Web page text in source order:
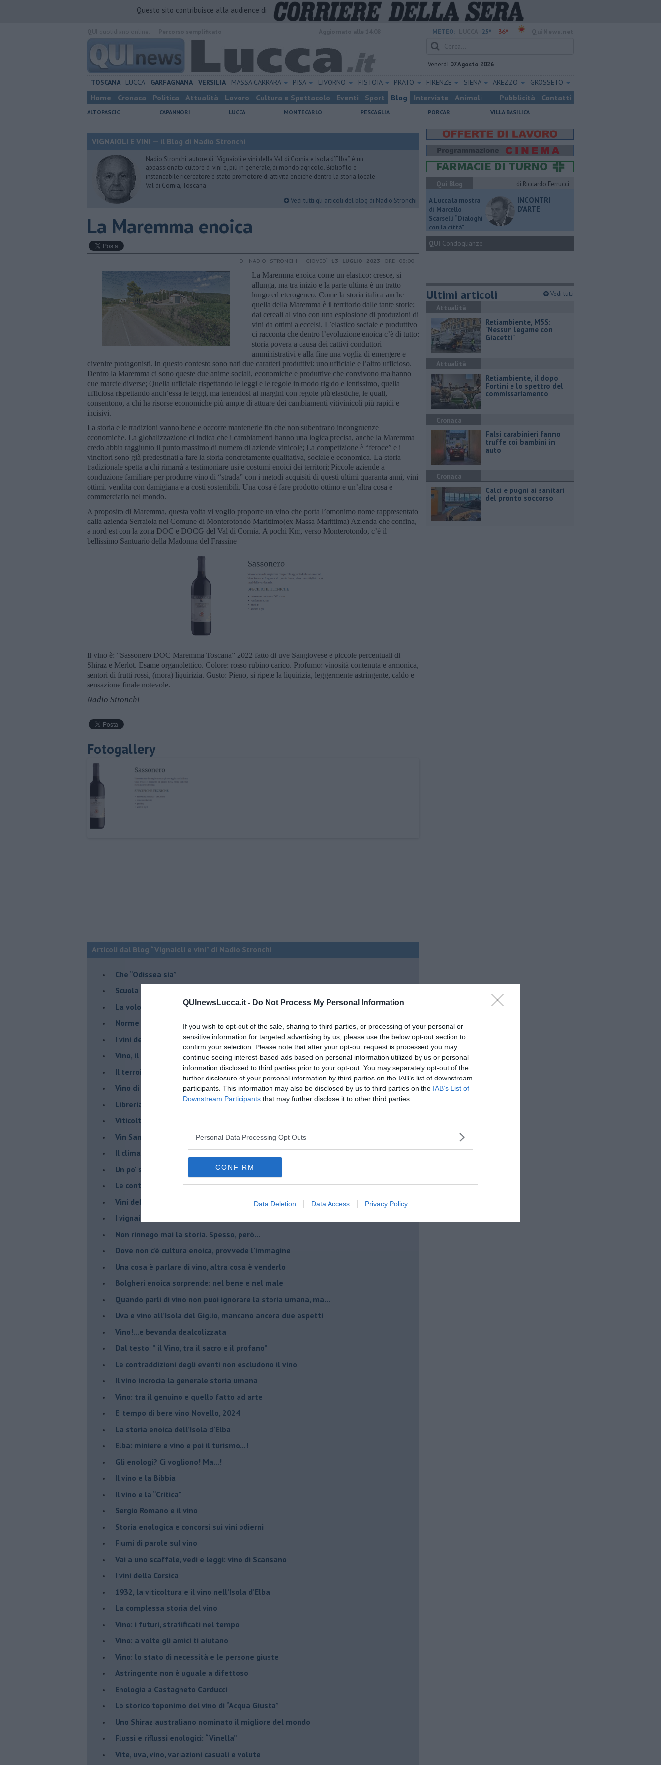
QUInewsLucca.it - Do Not Process My Personal Information
If you wish to opt-out of the sale, sharing to third parties, or processing of your personal or
sensitive information for targeted advertising by us, please use the below opt-out section to
confirm your selection. Please note that after your opt-out request is processed you may
continue seeing interest-based ads based on personal information utilized by us or personal
information disclosed to third parties prior to your opt-out. You may separately opt-out of the
further disclosure of your personal information by third parties on the IAB’s list of downstream
participants. This information may also be disclosed by us to third parties on the IAB’s List of
Downstream Participants that may further disclose it to other third parties.
Personal Data Processing Opt Outs
CONFIRM
Data Deletion Data Access Privacy Policy
Questo sito contribuisce alla audience di
METEO: 25° 36°
Venerdì 07 Agosto 2026
TOSCANA LUCCA GARFAGNANA VERSILIA MASSA CARRARA PISA LIVORNO PISTOIA PRATO FIRENZE SIENA AREZZO GROSSETO
Home Cronaca Politica Attualità Lavoro Cultura e Spettacolo Eventi Sport Blog Interviste Animali Pubblicità Contatti
ALTOPASCIO CAPANNORI LUCCA MONTECARLO PESCAGLIA PORCARI VILLA BASILICA
VIGNAIOLI E VINI — il Blog di Nadio Stronchi
Nadio Stronchi, autore di “Vignaioli e vini della Val di Cornia e Isola d’Elba”, è un
appassionato cultore di vini e, più in generale, di mondo agricolo. Bibliofilo e
instancabile ricercatore è stato promotore di attività enoiche dentro la storia locale
Val di Cornia, Toscana
Vedi tutti gli articoli del blog di Nadio Stronchi
​La Maremma enoica
DI NADIO STRONCHI - GIOVEDÌ 13 LUGLIO 2023 ORE 08:00
La Maremma enoica come un elastico: cresce, si
allunga, ma tra inizio e la parte ultima è un tratto
lungo ed eterogeneo. Come la storia italica anche
quella della Maremma è il territorio dalle tante storie;
dai cereali al vino con una esplosione di produzioni di
vini da ottimi a eccelsi. L’elastico sociale e produttivo
ci racconta che dentro l’evoluzione enoica c’è di tutto:
storia povera a causa dei cattivi conduttori
amministrativi e alla fine una voglia di emergere e
divenire protagonisti. In questo contesto sono nati due caratteri produttivi: uno ufficiale e l’altro ufficioso.
Dentro la Maremma ci sono queste due anime sociali, economiche e produttive che convivono ma hanno
due marcie diverse; Quella ufficiale rispettando le leggi e le regole in modo rigido e lentissimo, quella
ufficiosa rispettando anch’essa le leggi, ma tenendosi ai margini con regole più elastiche, le quali,
consentono, a chi ha risorse economiche più ampie di attuare dei cambiamenti vitivinicoli più rapidi e
incisivi.
La storia e le tradizioni vanno bene e occorre mantenerle fin che non subentrano incongruenze
economiche. La globalizzazione ci indica che i cambiamenti hanno una logica precisa, anche la Maremma
credo abbia raggiunto il punto massimo di numero di aziende vinicole; La competizione è “feroce” e i
vincitori sono già predestinati a fare la storia concretamente qualitativa, sociale e economica. La storia
tradizionale spetta a chi rimarrà a testimoniare usi e costumi enoici dei territori; Piccole aziende a
conduzione familiare per produrre vino di “strada” con i metodi acquisiti di questi ultimi quaranta anni, vini
ottimi, vendita con damigiana e a costi sostenibili. Una cosa è fare prodotto ottimo e un’altra cosa è
commerciarlo nel mondo.
A proposito di Maremma, questa volta vi voglio proporre un vino che porta l’omonimo nome rappresentato
dalla azienda Serraiola nel Comune di Monterotondo Marittimo(ex Massa Marittima) Azienda che confina,
a nord est con la zona DOC e DOCG del Val di Cornia. A pochi Km, verso Monterotondo, c’è il
bellissimo Santuario della Madonna del Frassine
Il vino è: “Sassonero DOC Maremma Toscana” 2022 fatto di uve Sangiovese e piccole percentuali di
Shiraz e Merlot. Esame organolettico. Colore: rosso rubino carico. Profumo: vinosità contenuta e armonica,
sentori di frutti rossi, (mora) liquirizia. Gusto: Pieno, si ripete la liquirizia, leggermente astringente, caldo e
sensazione finale notevole.
Nadio Stronchi
Fotogallery
Articoli dal Blog “Vignaioli e vini” di Nadio Stronchi
​Che “Odissea sia”
Scuola di vita e creatività
​La volontà di essere “primi”
Norme viticole e enologiche che miglioreranno la qualità
​I vini della Maremma si stanno arricchendo
Vino, il clima ci mette alle “corde”
Il terroir necessario per il vino del futuro
​Vino di uva di Malvasia Istriana: in Maremma usata poco
​Libreria antiquaria e il “vino scritto”
​Viticoltura e vini: il Manzoni che non ti aspetti
​Vin Santo e passito, ma erano chiamati anche vini-liquore
Il clima determina le scelte per la vitivinicoltura
Un po' storia dell'Elba in attesa del vino 2025
Le continue nuove prove enologiche per fare vini
Vini dell'Elba e Valdicornia, c'è rivalità?
​I vignaiolo democristano e il vignaiolo comunista
​Non rinnego mai la storia. Spesso, però...
​Dove non c’è cultura enoica, provvede l’immagine
​Una cosa è parlare di vino, altra cosa è venderlo
Bolgheri enoica sorprende: nel bene e nel male
​Quando parli di vino non puoi ignorare la storia umana, ma...
Uva e vino all’Isola del Giglio, mancano ancora due aspetti
​Vino!...e bevanda dealcolizzata
​Dal testo: ” il Vino, tra il sacro e il profano”
Le contraddizioni degli eventi non escludono il vino
​Il vino incrocia la generale storia umana
Vino: tra il genuino e quello fatto ad arte
E’ tempo di bere vino Novello, 2024
La storia enoica dell’Isola d’Elba
Elba: miniere e vino e poi il turismo...!
​Gli enologi? Ci vogliono! Ma...!
​Il vino e la Bibbia
​Il vino e la “Critica”
Sergio Romano e il vino
​Storia enologica e concorsi sui vini odierni
Fiumi di parole sul vino
​Vai a uno scaffale, vedi e leggi: vino di Scansano
​I vini della Corsica
​1932, la viticoltura e il vino nell’Isola d’Elba
​La complessa storia del vino
​Vino: i futuri, stratificati nel tempo
Vino: a volte gli amici ti aiutano
Vino: lo stato di necessità e le persone giuste
​Astringente non è uguale a difettoso
Enologia a Castagneto Carducci
Lo storico toponimo del vino di “Acqua Giusta”
Uno Shiraz australiano nominato il migliore del mondo
​Flussi e riflussi enologici: “Vinella”
Vite, uva, vino, variazioni casuali e volute
Qui Blog
di Riccardo Ferrucci
A Lucca la mostra
di Marcello
Scarselli “Dialoghi
con la città"
INCONTRI
D'ARTE
QUI Condoglianze
Ultimi articoli Vedi tutti
Attualità
Retiambiente, M5S:
"Nessun legame con
Giacetti"
Attualità
Retiambiente, il dopo
Fortini e lo spettro del
commissariamento
Cronaca
Falsi carabinieri fanno
truffe coi bambini in
auto
Cronaca
Calci e pugni ai sanitari
del pronto soccorso